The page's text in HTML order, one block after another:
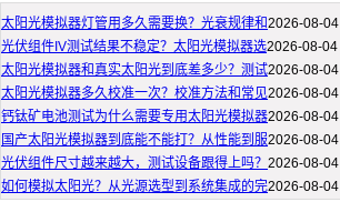
太阳光模拟器灯管用多久需要换？光衰规律和2026-08-04
光伏组件IV测试结果不稳定？太阳光模拟器选2026-08-04
太阳光模拟器和真实太阳光到底差多少？测试2026-08-04
太阳光模拟器多久校准一次？校准方法和常见2026-08-04
钙钛矿电池测试为什么需要专用太阳光模拟器2026-08-04
国产太阳光模拟器到底能不能打？从性能到服2026-08-04
光伏组件尺寸越来越大，测试设备跟得上吗？ 2026-08-04
如何模拟太阳光？从光源选型到系统集成的完2026-08-04